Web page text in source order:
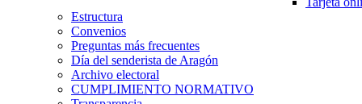
Estructura
Convenios
Preguntas más frecuentes
Día del senderista de Aragón
Archivo electoral
CUMPLIMIENTO NORMATIVO